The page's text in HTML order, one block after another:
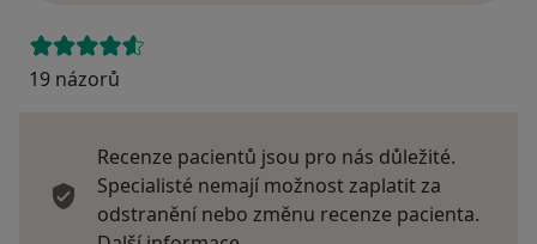
19 názorů
Recenze pacientů jsou pro nás důležité.
Specialisté nemají možnost zaplatit za
odstranění nebo změnu recenze pacienta.